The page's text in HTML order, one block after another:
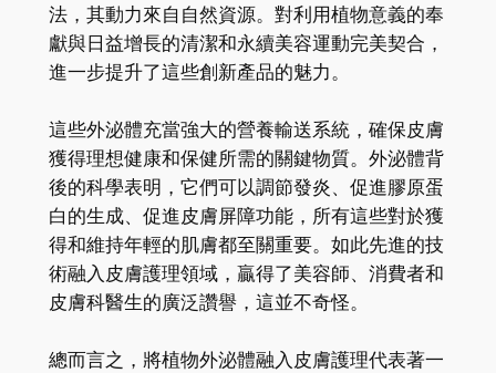
法，其動力來自自然資源。對利用植物意義的奉
獻與日益增長的清潔和永續美容運動完美契合，
進一步提升了這些創新產品的魅力。
這些外泌體充當強大的營養輸送系統，確保皮膚
獲得理想健康和保健所需的關鍵物質。外泌體背
後的科學表明，它們可以調節發炎、促進膠原蛋
白的生成、促進皮膚屏障功能，所有這些對於獲
得和維持年輕的肌膚都至關重要。如此先進的技
術融入皮膚護理領域，贏得了美容師、消費者和
皮膚科醫生的廣泛讚譽，這並不奇怪。
總而言之，將植物外泌體融入皮膚護理代表著一